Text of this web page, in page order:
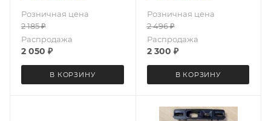
Розничная цена
2 185₽
Распродажа
2 050 ₽
В КОРЗИНУ
Розничная цена
2 496₽
Распродажа
2 300 ₽
В КОРЗИНУ